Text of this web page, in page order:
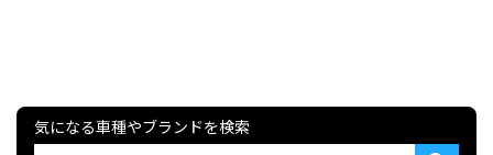
気になる車種やブランドを検索